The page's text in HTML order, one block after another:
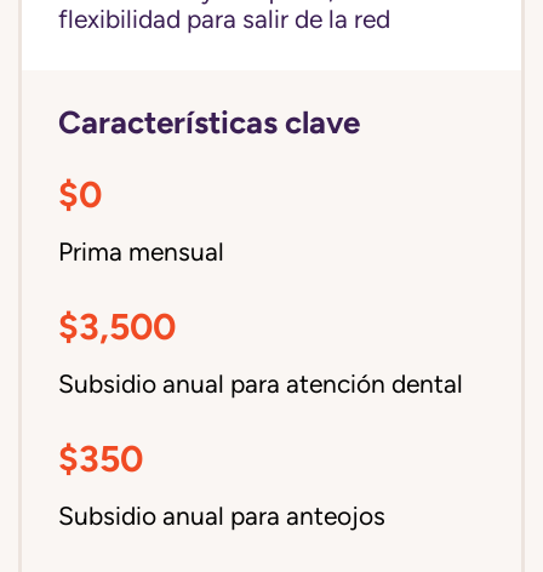
flexibilidad para salir de la red
Características clave
$0
Prima mensual
$3,500
Subsidio anual para atención dental
$350
Subsidio anual para anteojos